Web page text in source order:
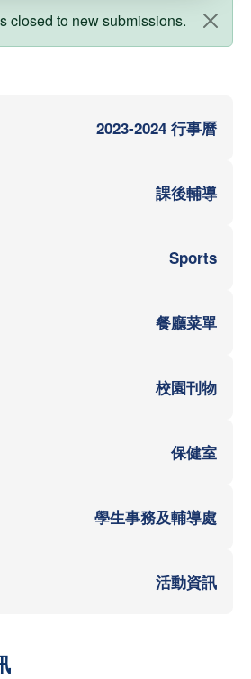
closed to new submissions.
2023-2024 行事曆
課後輔導
Sports
餐廳菜單
校園刊物
保健室
學生事務及輔導處
活動資訊